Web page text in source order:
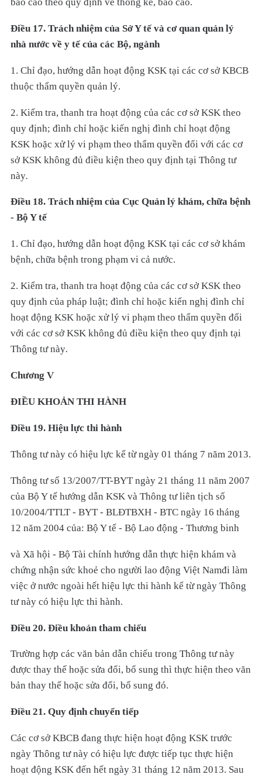
Điều 17. Trách nhiệm của Sở Y tế và cơ quan quản lý
nhà nước về y tế của các Bộ, ngành
1. Chỉ đạo, hướng dẫn hoạt động KSK tại các cơ sở KBCB
thuộc thẩm quyền quản lý.
2. Kiểm tra, thanh tra hoạt động của các cơ sở KSK theo
quy định; đình chỉ hoặc kiến nghị đình chỉ hoạt động
KSK hoặc xử lý vi phạm theo thẩm quyền đối với các cơ
sở KSK không đủ điều kiện theo quy định tại Thông tư
này.
Điều 18. Trách nhiệm của Cục Quản lý khám, chữa bệnh
- Bộ Y tế
1. Chỉ đạo, hướng dẫn hoạt động KSK tại các cơ sở khám
bệnh, chữa bệnh trong phạm vi cả nước.
2. Kiểm tra, thanh tra hoạt động của các cơ sở KSK theo
quy định của pháp luật; đình chỉ hoặc kiến nghị đình chỉ
hoạt động KSK hoặc xử lý vi phạm theo thẩm quyền đối
với các cơ sở KSK không đủ điều kiện theo quy định tại
Thông tư này.
Chương V
ĐIỀU KHOẢN THI HÀNH
Điều 19. Hiệu lực thi hành
Thông tư này có hiệu lực kể từ ngày 01 tháng 7 năm 2013.
Thông tư số 13/2007/TT-BYT ngày 21 tháng 11 năm 2007
của Bộ Y tế hướng dẫn KSK và Thông tư liên tịch số
10/2004/TTLT - BYT - BLĐTBXH - BTC ngày 16 tháng
12 năm 2004 của: Bộ Y tế - Bộ Lao động - Thương binh
và Xã hội - Bộ Tài chính hướng dẫn thực hiện khám và
chứng nhận sức khoẻ cho người lao động Việt Namđi làm
việc ở nước ngoài hết hiệu lực thi hành kể từ ngày Thông
tư này có hiệu lực thi hành.
Điều 20. Điều khoản tham chiếu
Trường hợp các văn bản dẫn chiếu trong Thông tư này
được thay thế hoặc sửa đổi, bổ sung thì thực hiện theo văn
bản thay thế hoặc sửa đổi, bổ sung đó.
Điều 21. Quy định chuyển tiếp
Các cơ sở KBCB đang thực hiện hoạt động KSK trước
ngày Thông tư này có hiệu lực được tiếp tục thực hiện
hoạt động KSK đến hết ngày 31 tháng 12 năm 2013. Sau